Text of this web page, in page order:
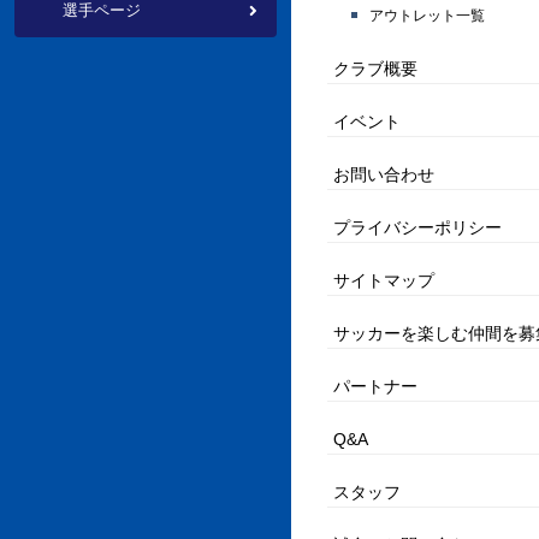
選手ページ アウトレット一覧
クラブ概要
イベント
お問い合わせ
プライバシーポリシー
サイトマップ
サッカーを楽しむ仲間を
パートナー
Q&A
スタッフ